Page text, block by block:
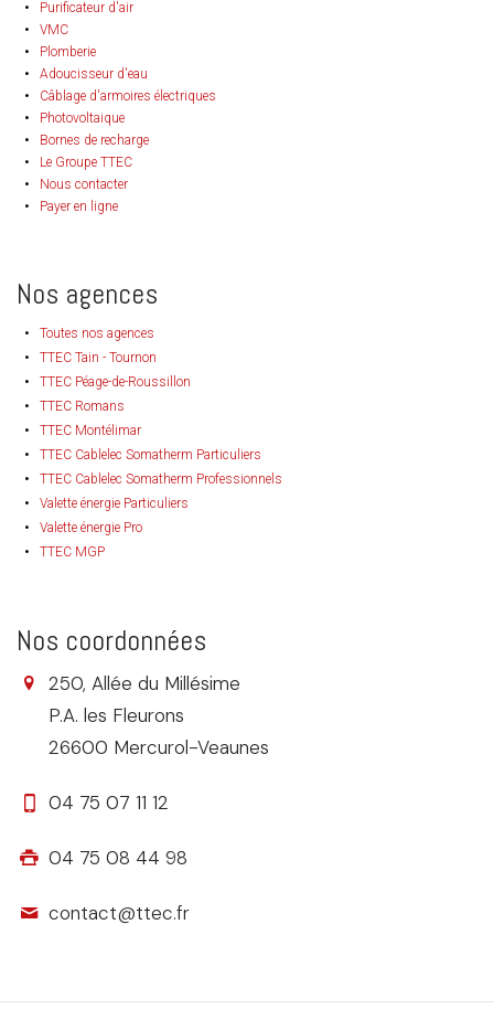
Purificateur d'air
VMC
Plomberie
Adoucisseur d'eau
Câblage d'armoires électriques
Photovoltaique
Bornes de recharge
Le Groupe TTEC
Nous contacter
Payer en ligne
Nos agences
Toutes nos agences
TTEC Tain - Tournon
TTEC Péage-de-Roussillon
TTEC Romans
TTEC Montélimar
TTEC Cablelec Somatherm Particuliers
TTEC Cablelec Somatherm Professionnels
Valette énergie Particuliers
Valette énergie Pro
TTEC MGP
Nos coordonnées
250, Allée du Millésime
P.A. les Fleurons
26600 Mercurol-Veaunes
04 75 07 11 12
04 75 08 44 98
contact@ttec.fr